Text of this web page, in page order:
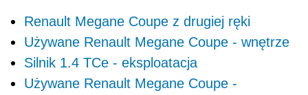
Renault Megane Coupe z drugiej ręki
Używane Renault Megane Coupe - wnętrze
Silnik 1.4 TCe - eksploatacja
Używane Renault Megane Coupe -